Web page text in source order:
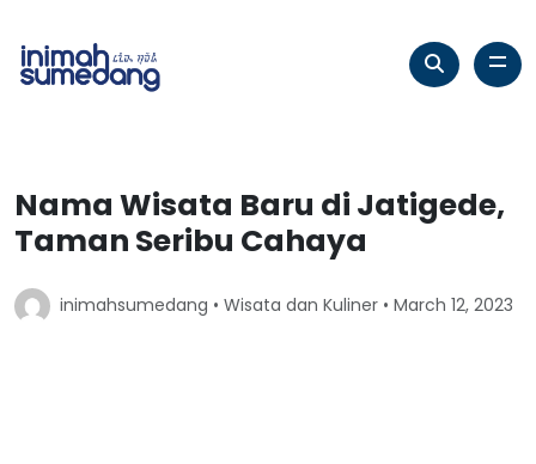
Nama Wisata Baru di Jatigede,
Taman Seribu Cahaya
inimahsumedang • Wisata dan Kuliner • March 12, 2023